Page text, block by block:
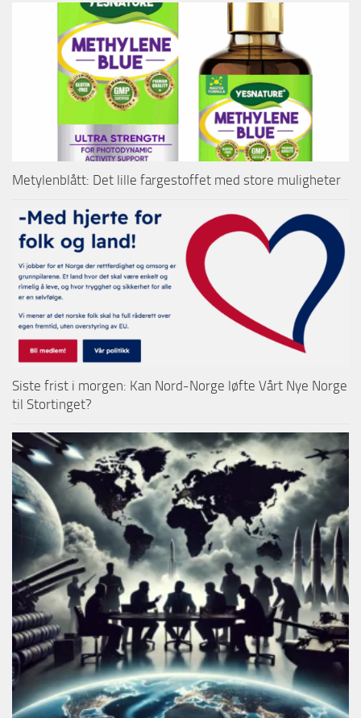
Metylenblått: Det lille fargestoffet med store muligheter
Siste frist i morgen: Kan Nord-Norge løfte Vårt Nye Norge
til Stortinget?